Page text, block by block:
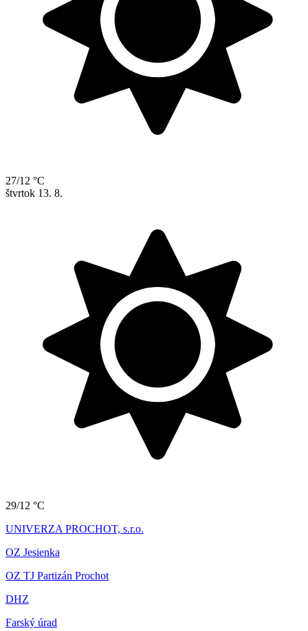
27/12 °C
štvrtok 13. 8.
29/12 °C
UNIVERZA PROCHOT, s.r.o.
OZ Jesienka
OZ TJ Partizán Prochot
DHZ
Farský úrad